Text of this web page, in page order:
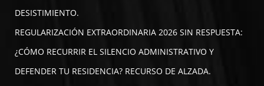
DESISTIMIENTO.
REGULARIZACIÓN EXTRAORDINARIA 2026 SIN RESPUESTA:
¿CÓMO RECURRIR EL SILENCIO ADMINISTRATIVO Y
DEFENDER TU RESIDENCIA? RECURSO DE ALZADA.